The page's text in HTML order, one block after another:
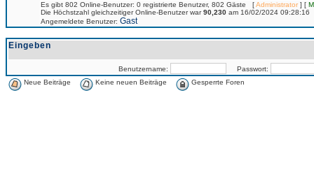
Es gibt 802 Online-Benutzer: 0 registrierte Benutzer, 802 Gäste [Administrator] [
Die Höchstzahl gleichzeitiger Online-Benutzer war90,230 am 16/02/2024 09:28:16
Angemeldete Benutzer: Gast
Eingeben
Benutzername:
Passwort:
Neue Beiträge
Keine neuen Beiträge Gesperrte Foren